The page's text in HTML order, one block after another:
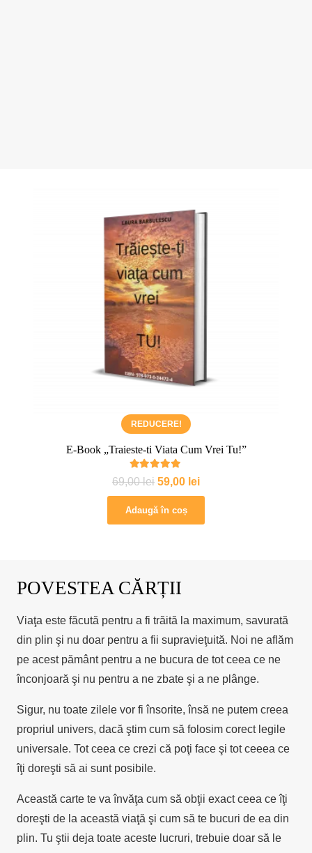
REDUCERE!
E-Book „Traieste-ti Viata Cum Vrei Tu!”
Evaluat la 5.00
69,00lei Prețul
59,00 leiPrețul
curent
este:
Adaugă în coș
POVESTEA CĂRȚII
Viaţa este făcută pentru a fi trăită la maximum, savurată
din plin şi nu doar pentru a fii supravieţuită. Noi ne aflăm
pe acest pământ pentru a ne bucura de tot ceea ce ne
înconjoară şi nu pentru a ne zbate şi a ne plânge.
Sigur, nu toate zilele vor fi însorite, însă ne putem creea
propriul univers, dacă ştim cum să folosim corect legile
universale. Tot ceea ce crezi că poţi face şi tot ceeea ce
îţi doreşti să ai sunt posibile.
Această carte te va învăţa cum să obţii exact ceea ce îţi
doreşti de la această viaţă şi cum să te bucuri de ea din
plin. Tu ştii deja toate aceste lucruri, trebuie doar să le